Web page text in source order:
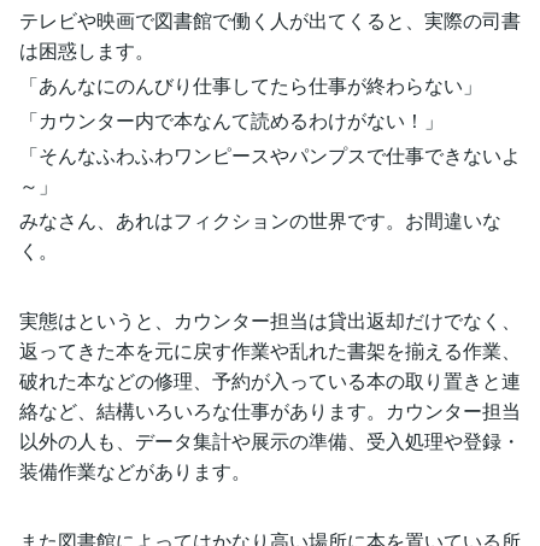
テレビや映画で図書館で働く人が出てくると、実際の司書
は困惑します。
「あんなにのんびり仕事してたら仕事が終わらない」
「カウンター内で本なんて読めるわけがない！」
「そんなふわふわワンピースやパンプスで仕事できないよ
～」
みなさん、あれはフィクションの世界です。お間違いな
く。
実態はというと、カウンター担当は貸出返却だけでなく、
返ってきた本を元に戻す作業や乱れた書架を揃える作業、
破れた本などの修理、予約が入っている本の取り置きと連
絡など、結構いろいろな仕事があります。カウンター担当
以外の人も、データ集計や展示の準備、受入処理や登録・
装備作業などがあります。
また図書館によってはかなり高い場所に本を置いている所